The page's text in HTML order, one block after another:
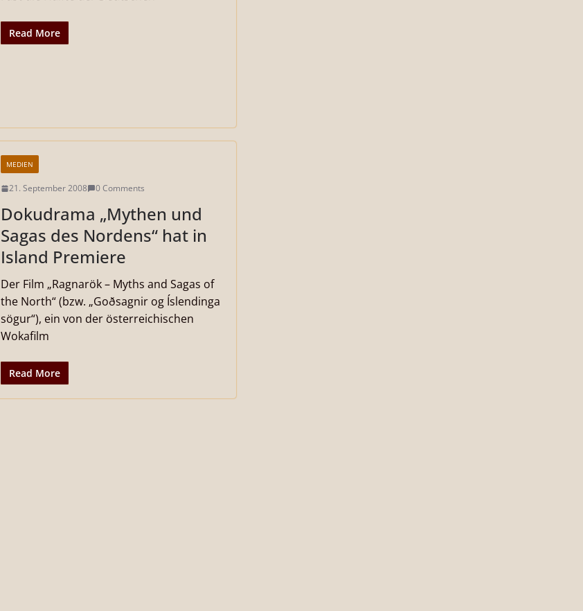
Read More
MEDIEN
21. September 2008 0 Comments
Dokudrama „Mythen und
Sagas des Nordens“ hat in
Island Premiere
Der Film „Ragnarök – Myths and Sagas of
the North“ (bzw. „Goðsagnir og Íslendinga
sögur“), ein von der österreichischen
Wokafilm
Read More